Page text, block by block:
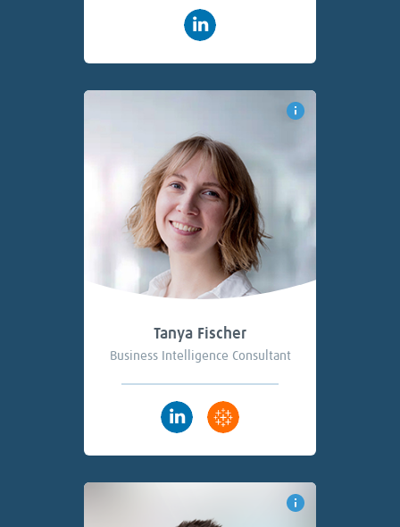
Tanya Fischer
Business Intelligence Consultant